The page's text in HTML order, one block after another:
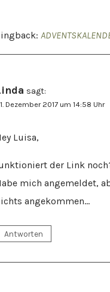
sagt:
Dezember 2017 um 14:58 Uhr
Luisa,
der Link
mich angemeldet,
angekommen…
Antworten